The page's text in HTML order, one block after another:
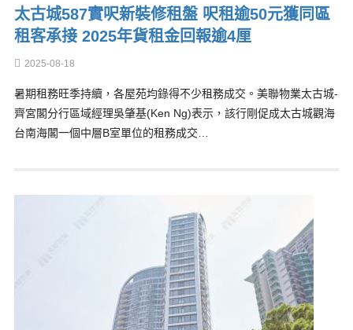
太古城587實呎新裝修租盤 呎租逾50元獲同區
租客承接 2025年貨租金回報逾4厘
2025-08-18
暑期租務旺季持續，各屋苑均錄得不少租務成交。美聯物業太古城-
齊宮閣分行區域經理吳肇基(Ken Ng)表示，該行剛促成太古城觀海
台南海閣一個中層B室單位的租務成交…